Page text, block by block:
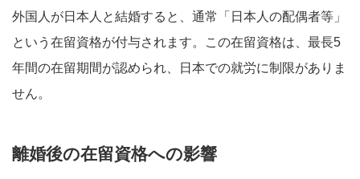
外国人が日本人と結婚すると、通常「日本人の配偶者等」
という在留資格が付与されます。この在留資格は、最長5
年間の在留期間が認められ、日本での就労に制限がありま
せん。
離婚後の在留資格への影響